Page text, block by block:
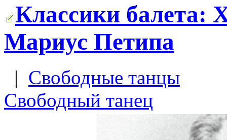
Классики балета:
Мариус Петипа
| Свободные танцы
Свободный танец